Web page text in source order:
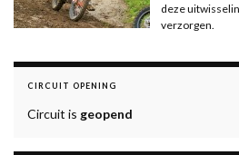
deze
verzorgen.
CIRCUIT OPENING
Circuit is geopend